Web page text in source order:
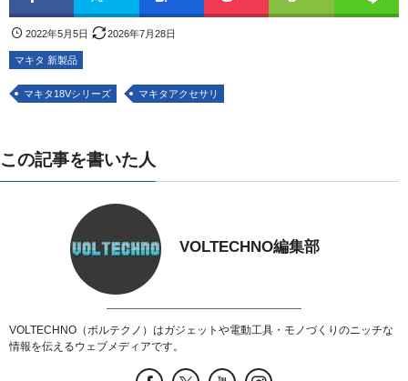
2022年5月5日 2026年7月28日
マキタ 新製品
マキタ18Vシリーズ マキタアクセサリ
この記事を書いた人
VOLTECHNO編集部
VOLTECHNO（ボルテクノ）はガジェットや電動工具・モノづくりのニッチな
情報を伝えるウェブメディアです。